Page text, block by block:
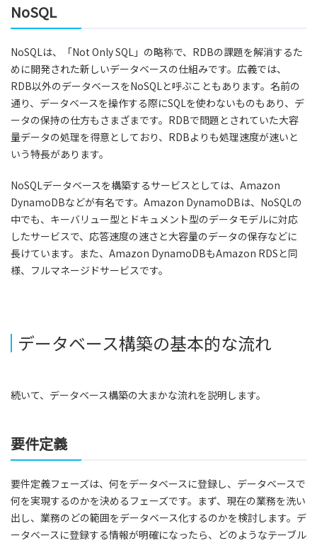
NoSQL
NoSQLは、「Not Only SQL」の略称で、RDBの課題を解消するた
めに開発された新しいデータベースの仕組みです。広義では、
RDB以外のデータベースをNoSQLと呼ぶこともあります。名前の
通り、データベースを操作する際にSQLを使わないものもあり、デ
ータの保持の仕方もさまざまです。RDBで問題とされていた大容
量データの処理を得意としており、RDBよりも処理速度が速いと
いう特長があります。
NoSQLデータベースを構築するサービスとしては、Amazon
DynamoDBなどが有名です。Amazon DynamoDBは、NoSQLの
中でも、キーバリュー型とドキュメント型のデータモデルに対応
したサービスで、応答速度の速さと大容量のデータの保存などに
長けています。また、Amazon DynamoDBもAmazon RDSと同
様、フルマネージドサービスです。
データベース構築の基本的な流れ
続いて、データベース構築の大まかな流れを説明します。
要件定義
要件定義フェーズは、何をデータベースに登録し、データベースで
何を実現するのかを決めるフェーズです。まず、現在の業務を洗い
出し、業務のどの範囲をデータベース化するのかを検討します。デ
ータベースに登録する情報が明確になったら、どのようなテーブル